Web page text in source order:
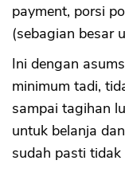
payment, porsi
(sebagian besar
Ini dengan
minimum tadi,
sampai tagihan
untuk belanja
sudah pasti tidak